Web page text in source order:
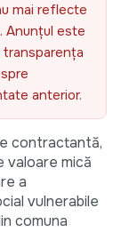
mai reflecte
Anunțul este
anterior.
contractantă,
valoare mică
a
vulnerabile
comuna